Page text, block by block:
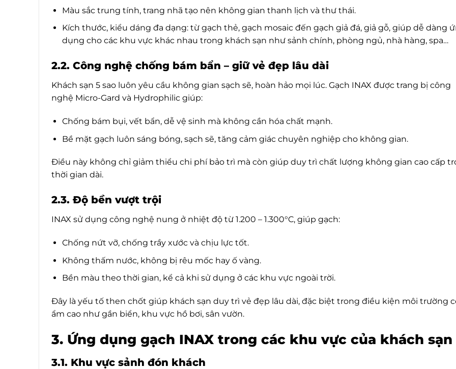
Màu sắc trung tính, trang nhã tạo nên không gian thanh lịch và thư thái.
Kích thước, kiểu dáng đa dạng: từ gạch thẻ, gạch mosaic đến gạch giả đá, giả gỗ, giúp dễ dàng
dụng cho các khu vực khác nhau trong khách sạn như sảnh chính, phòng ngủ, nhà hàng, spa…
2.2. Công nghệ chống bám bẩn – giữ vẻ đẹp lâu dài
Khách sạn 5 sao luôn yêu cầu không gian sạch sẽ, hoàn hảo mọi lúc. Gạch INAX được trang bị công
nghệ Micro-Gard và Hydrophilic giúp:
Chống bám bụi, vết bẩn, dễ vệ sinh mà không cần hóa chất mạnh.
Bề mặt gạch luôn sáng bóng, sạch sẽ, tăng cảm giác chuyên nghiệp cho không gian.
Điều này không chỉ giảm thiểu chi phí bảo trì mà còn giúp duy trì chất lượng không gian cao cấp
thời gian dài.
2.3. Độ bền vượt trội
INAX sử dụng công nghệ nung ở nhiệt độ từ 1.200 – 1.300°C, giúp gạch:
Chống nứt vỡ, chống trầy xước và chịu lực tốt.
Không thấm nước, không bị rêu mốc hay ố vàng.
Bền màu theo thời gian, kể cả khi sử dụng ở các khu vực ngoài trời.
Đây là yếu tố then chốt giúp khách sạn duy trì vẻ đẹp lâu dài, đặc biệt trong điều kiện môi trường
ẩm cao như gần biển, khu vực hồ bơi, sân vườn.
3. Ứng dụng gạch INAX trong các khu vực của khách sạn
3.1. Khu vực sảnh đón khách